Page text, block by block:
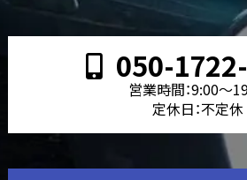
050-
営業時間：9:00〜
定休日：不定休